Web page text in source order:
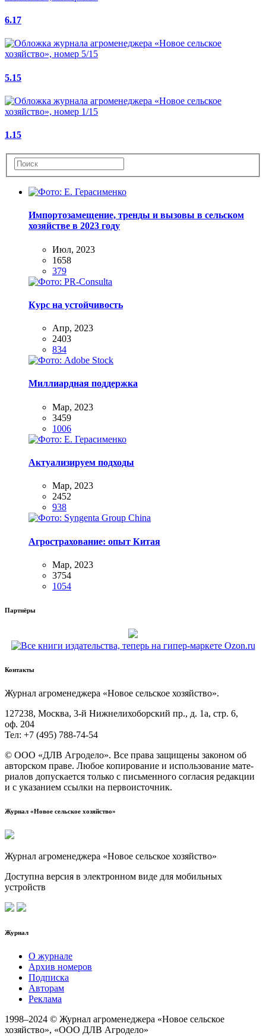
6.17
5.15
1.15
Импортозамещение, тренды и вызовы в сельском
хозяйстве в 2023 году
Июл, 2023
1658
379
Курс на устойчивость
Апр, 2023
2403
834
Миллиардная поддержка
Мар, 2023
3459
1006
Актуализируем подходы
Мар, 2023
2452
938
Агрострахование: опыт Китая
Мар, 2023
3754
1054
Партнёры
Контакты
Жур­нал агро­ме­не­дже­ра «Новое сель­ское хозяйство».
127238, Москва, 3‑й Ниж­не­ли­хо­бор­ский пр., д. 1а, стр. 6,
оф. 204
Тел: +7 (495) 788‑74‑54
© ООО «ДЛВ Агро­де­ло». Все пра­ва защи­ще­ны зако­ном об
автор­ском пра­ве. Любое копи­ро­ва­ние и исполь­зо­ва­ние мате­
ри­а­лов допус­ка­ет­ся толь­ко с пись­мен­но­го согла­сия редак­ции
и с ука­за­ни­ем ссыл­ки на первоисточник.
Журнал «Новое сельское хозяйство»
Журнал агроменеджера «Новое сельское хозяйство»
Доступна версия в электронном виде для мобильных
устройств
Журнал
О журнале
Архив номеров
Подписка
Авторам
Реклама
1998–2024 © Журнал агроменеджера «Новое сельское
хозяйство», «ООО ДЛВ Агродело»